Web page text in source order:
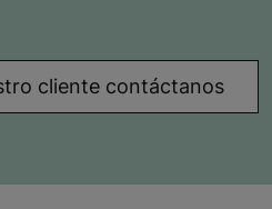
cliente contáctanos